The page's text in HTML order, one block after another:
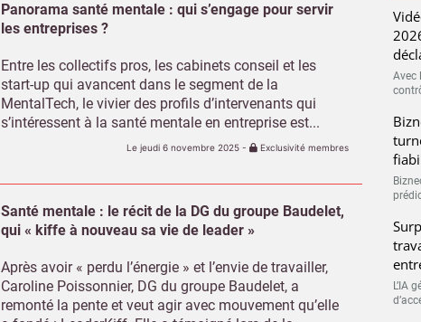
Panorama santé mentale : qui s’engage pour servir
les entreprises ?
Entre les collectifs pros, les cabinets conseil et les
start-up qui avancent dans le segment de la
MentalTech, le vivier des profils d’intervenants qui
s’intéressent à la santé mentale en entreprise est...
Le jeudi 6 novembre 2025 - Exclusivité membres
Santé mentale : le récit de la DG du groupe Baudelet,
qui « kiffe à nouveau sa vie de leader »
Après avoir « perdu l’énergie » et l’envie de travailler,
Caroline Poissonnier, DG du groupe Baudelet, a
remonté la pente et veut agir avec mouvement qu’elle
Avec
L’IA